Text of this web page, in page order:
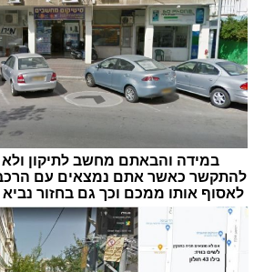
במידה והבאתם מחשב לתיקון
להתקשר כאשר אתם נמצאים עם הרכב
לאסוף אותו ממכם וכך גם בחזור